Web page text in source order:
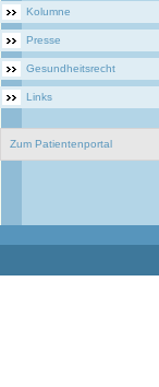
Kolumne
Presse
Gesundheitsrecht
Links
Zum Patientenportal